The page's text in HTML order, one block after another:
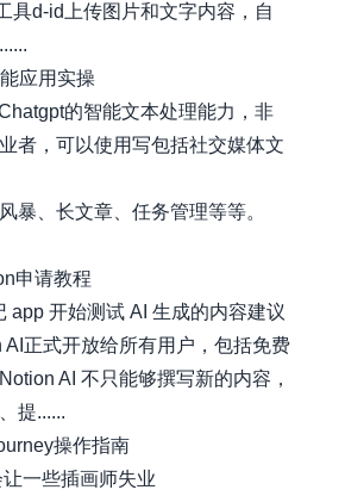
具d-id上传图片和文字内容，自
应用实操
的智能文本处理能力，非
者，可以使用写包括社交媒体文
暴、长文章、任务管理等等。
申请教程
app 开始测试 AI 生成的内容建议
AI正式开放给所有用户，包括免费
AI 不只能够撰写新的内容，
提......
操作指南
一些插画师失业